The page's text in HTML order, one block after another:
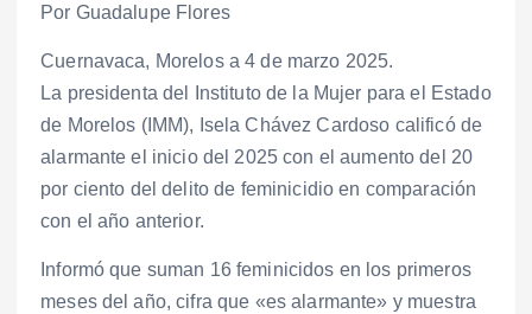
Por Guadalupe Flores
Cuernavaca, Morelos a 4 de marzo 2025.
La presidenta del Instituto de la Mujer para el Estado
de Morelos (IMM), Isela Chávez Cardoso calificó de
alarmante el inicio del 2025 con el aumento del 20
por ciento del delito de feminicidio en comparación
con el año anterior.
Informó que suman 16 feminicidos en los primeros
meses del año, cifra que «es alarmante» y muestra